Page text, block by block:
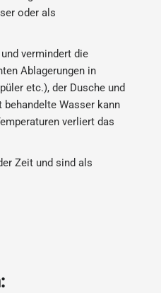
oder als
vermindert die
Ablagerungen in
etc.), der Dusche und
Wasser kann
verliert das
Zeit und sind als